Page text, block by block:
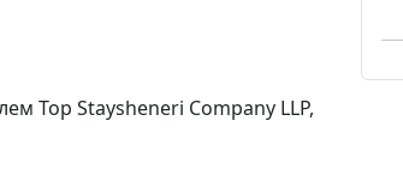
Top Staysheneri Company LLP,